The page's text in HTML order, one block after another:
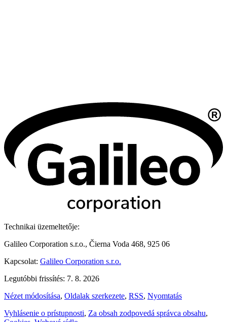
Technikai üzemeltetője:
Galileo Corporation s.r.o., Čierna Voda 468, 925 06
Kapcsolat: Galileo Corporation s.r.o.
Legutóbbi frissítés: 7. 8. 2026
Nézet módosítása, Oldalak szerkezete, RSS, Nyomtatás
Vyhlásenie o prístupnosti, Za obsah zodpovedá správca obsahu,